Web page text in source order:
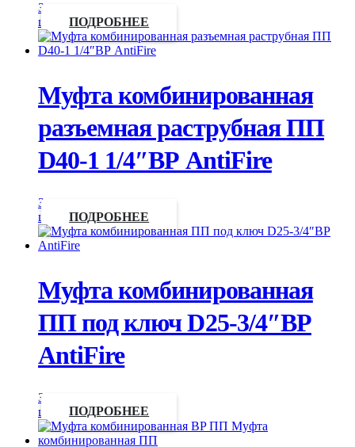
Запросить
цену
ПОДРОБНЕЕ
Муфта комбинированная
разъемная раструбная ПП
D40-1 1/4″ВР AntiFire
Запросить
цену
ПОДРОБНЕЕ
Муфта комбинированная
ПП под ключ D25-3/4″ВР
AntiFire
Запросить
цену
ПОДРОБНЕЕ